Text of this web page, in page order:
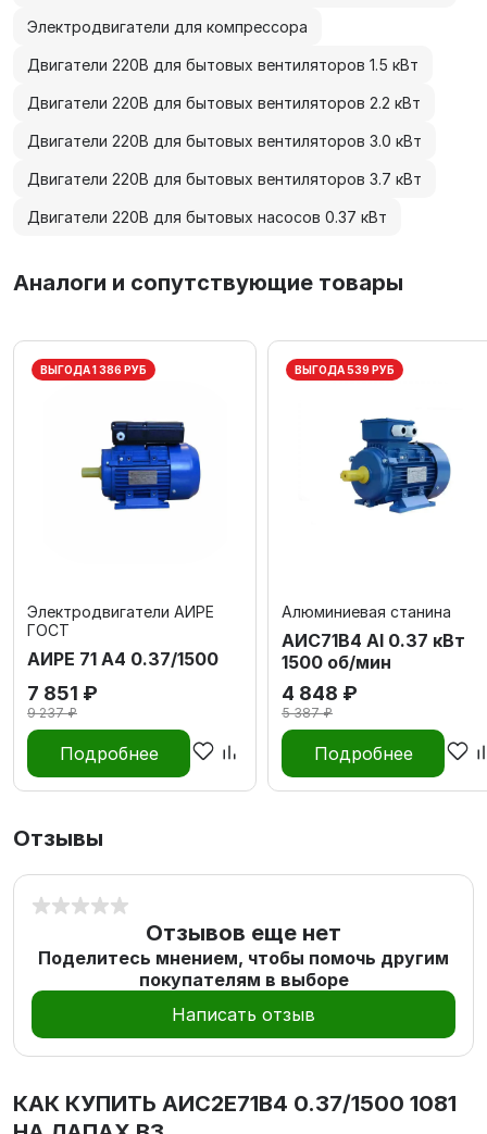
Электродвигатели для компрессора
Двигатели 220В для бытовых вентиляторов 1.5 кВт
Двигатели 220В для бытовых вентиляторов 2.2 кВт
Двигатели 220В для бытовых вентиляторов 3.0 кВт
Двигатели 220В для бытовых вентиляторов 3.7 кВт
Двигатели 220В для бытовых насосов 0.37 кВт
Аналоги и сопутствующие товары
ВЫГОДА 1 386 РУБ
Электродвигатели АИРЕ
ГОСТ
АИРЕ 71 А4 0.37/1500
7 851 ₽
9 237 ₽
Подробнее
ВЫГОДА 539 РУБ
Алюминиевая станина
АИС71В4 Al 0.37 кВт
1500 об/мин
4 848 ₽
5 387 ₽
Подробнее
Отзывы
Отзывов еще нет
Поделитесь мнением, чтобы помочь другим
покупателям в выборе
Написать отзыв
КАК КУПИТЬ АИС2Е71В4 0.37/1500 1081